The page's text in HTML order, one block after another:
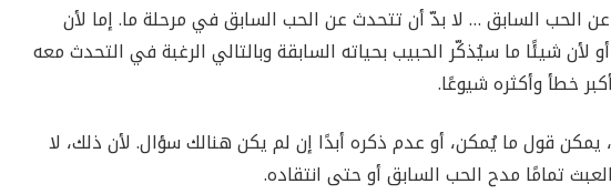
الحب السابق … لا بدّ أن تتحدث عن الحب السابق في مرحلة ما. إما لأن
شيئًا ما سيُذكّر الحبيب بحياته السابقة وبالتالي الرغبة في التحدث معه
خطأ وأكثره شيوعًا.
قول ما يُمكن، أو عدم ذكره أبدًا إن لم يكن هنالك سؤال. لأن ذلك، لا
تمامًا مدح الحب السابق أو حتى انتقاده.